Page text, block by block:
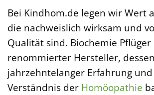
Bei Kindhom.de legen wir Wert
die nachweislich wirksam und
Qualität sind. Biochemie Pflüger
renommierter Hersteller,
jahrzehntelanger Erfahrung
Verständnis der Homöopathie